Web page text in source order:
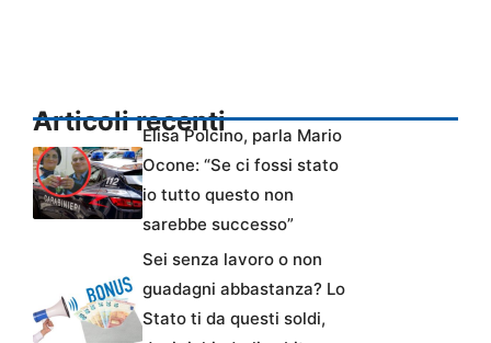
Articoli recentiElisa Polcino, parla Mario
Ocone: “Se ci fossi stato
io tutto questo non
sarebbe successo”
Sei senza lavoro o non
guadagni abbastanza? Lo
Stato ti da questi soldi,